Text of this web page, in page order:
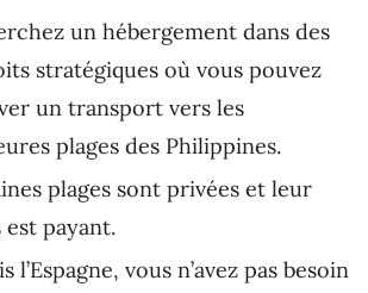
un hébergement dans des
stratégiques où vous pouvez
un transport vers les
plages des Philippines.
plages sont privées et leur
est payant.
l’Espagne, vous n’avez pas besoin